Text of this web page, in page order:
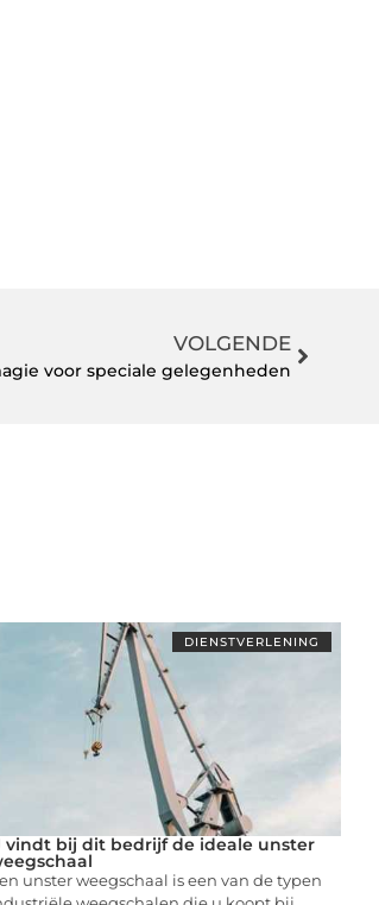
VOLGENDE
voor speciale gelegenheden
DIENSTVERLENING
vindt bij dit bedrijf de ideale unster
unster weegschaal is een van de typen